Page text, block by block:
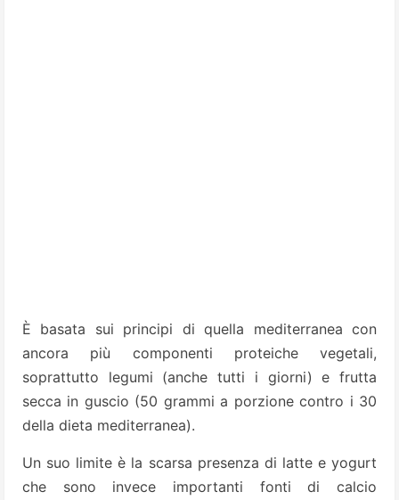
È basata sui principi di quella mediterranea con
ancora più componenti proteiche vegetali,
soprattutto legumi (anche tutti i giorni) e frutta
secca in guscio (50 grammi a porzione contro i 30
della dieta mediterranea).
Un suo limite è la scarsa presenza di latte e yogurt
che sono invece importanti fonti di calcio